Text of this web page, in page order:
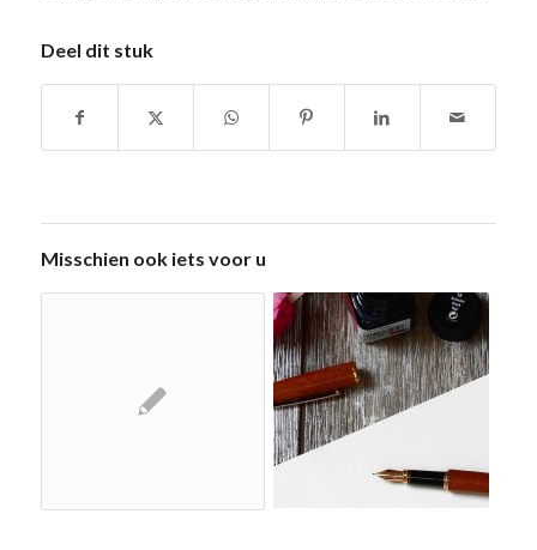
Deel dit stuk
Misschien ook iets voor u